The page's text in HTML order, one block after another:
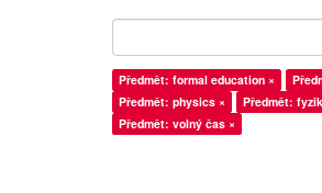
Předmět: formal education ×
Předmět: physics ×
Předmět:
Předmět: volný čas ×